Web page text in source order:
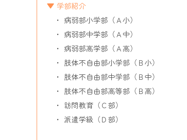
学部紹介
病弱部小学部（Ａ小）
病弱部中学部（Ａ中）
病弱部高学部（Ａ高）
肢体不自由部小学部（Ｂ小）
肢体不自由部中学部（Ｂ中）
肢体不自由部高等部（Ｂ高）
訪問教育（Ｃ部）
派遣学級（Ｄ部）